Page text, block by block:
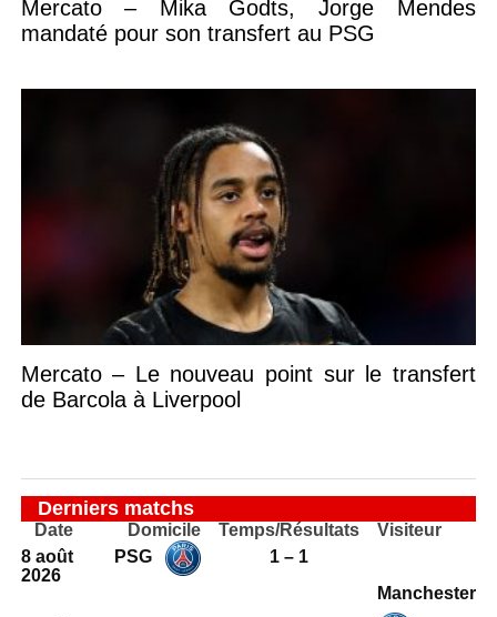
Mercato – Mika Godts, Jorge Mendes
mandaté pour son transfert au PSG
Mercato – Le nouveau point sur le transfert
de Barcola à Liverpool
Derniers matchs
Date Domicile Temps/Résultats
Visiteur
8 août
2026
PSG
1 – 1
Manchester